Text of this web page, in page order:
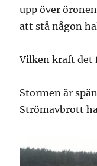
upp över
att stå någon
Vilken kraft det
Stormen är
Strömavbrott